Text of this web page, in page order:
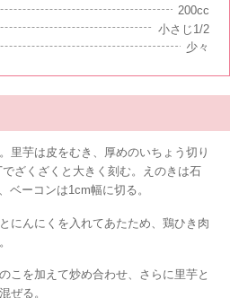
200cc
小さじ1/2
少々
里芋は皮をむき、厚めのいちょう切り
ざくざくと大きく刻む。えのきは石
ベーコンは1cm幅に切る。
にんにくを入れてあたため、鶏ひき肉
こを加えて炒め合わせ、さらに里芋と
ぜる。